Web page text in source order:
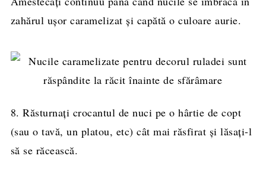
zahărul uşor caramelizat şi capătă o culoare aurie.
8. Răsturnaţi crocantul de nuci pe o hârtie de copt
(sau o tavă, un platou, etc) cât mai răsfirat şi lăsaţi-l
să se răcească.